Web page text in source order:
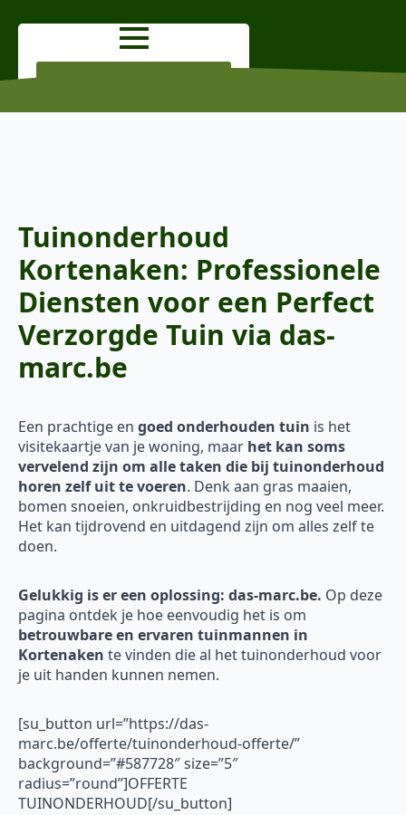
Tuinonderhoud
Kortenaken: Professionele
Diensten voor een Perfect
Verzorgde Tuin via das-
marc.be
Een prachtige en goed onderhouden tuin is het
visitekaartje van je woning, maar het kan soms
vervelend zijn om alle taken die bij tuinonderhoud
horen zelf uit te voeren. Denk aan gras maaien,
bomen snoeien, onkruidbestrijding en nog veel meer.
Het kan tijdrovend en uitdagend zijn om alles zelf te
doen.
Gelukkig is er een oplossing: das-marc.be. Op deze
pagina ontdek je hoe eenvoudig het is om
betrouwbare en ervaren tuinmannen in
Kortenaken te vinden die al het tuinonderhoud voor
je uit handen kunnen nemen.
[su_button url=”https://das-
marc.be/offerte/tuinonderhoud-offerte/”
background=”#587728″ size=”5″
radius=”round”]OFFERTE
TUINONDERHOUD[/su_button]